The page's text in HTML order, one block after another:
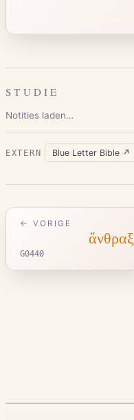
STUDIE
Notities laden…
EXTERN Blue Letter Bible↗
← VORIGE
ἄνθραξ
G0440